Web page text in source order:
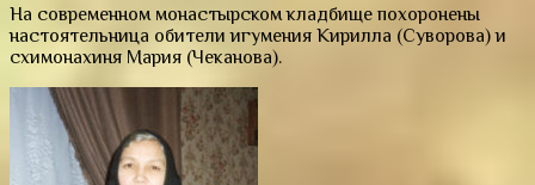
На современном монастырском кладбище похоронены
настоятельница обители игумения Кирилла (Суворова) и
схимонахиня Мария (Чеканова).